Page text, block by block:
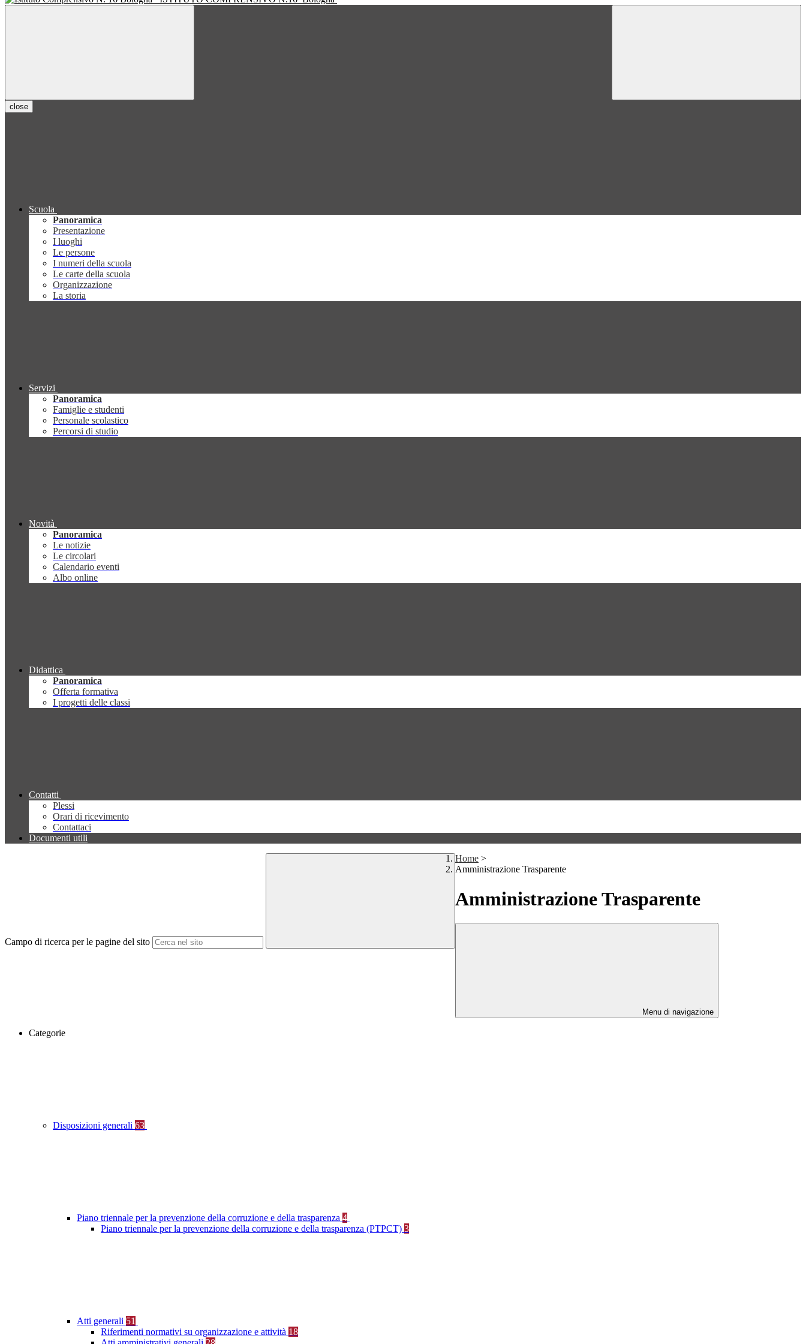
close
Scuola
Panoramica
Presentazione
I luoghi
Le persone
I numeri della scuola
Le carte della scuola
Organizzazione
La storia
Servizi
Panoramica
Famiglie e studenti
Personale scolastico
Percorsi di studio
Novità
Panoramica
Le notizie
Le circolari
Calendario eventi
Albo online
Didattica
Panoramica
Offerta formativa
I progetti delle classi
Contatti
Plessi
Orari di ricevimento
Contattaci
Documenti utili
Campo di ricerca per le pagine del sito
Home >
Amministrazione Trasparente
Amministrazione Trasparente
Menu di navigazione
Categorie
Disposizioni generali 63
Piano triennale per la prevenzione della corruzione e della trasparenza 4
Piano triennale per la prevenzione della corruzione e della trasparenza (PTPCT) 3
Atti generali 51
Riferimenti normativi su organizzazione e attività 18